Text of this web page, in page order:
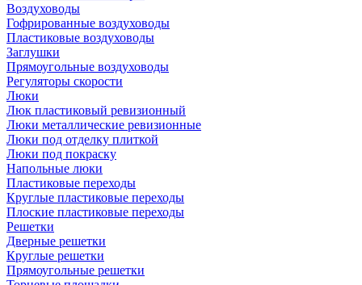
Воздуховоды
Гофрированные воздуховоды
Пластиковые воздуховоды
Заглушки
Прямоугольные воздуховоды
Регуляторы скорости
Люки
Люк пластиковый ревизионный
Люки металлические ревизионные
Люки под отделку плиткой
Люки под покраску
Напольные люки
Пластиковые переходы
Круглые пластиковые переходы
Плоские пластиковые переходы
Решетки
Дверные решетки
Круглые решетки
Прямоугольные решетки